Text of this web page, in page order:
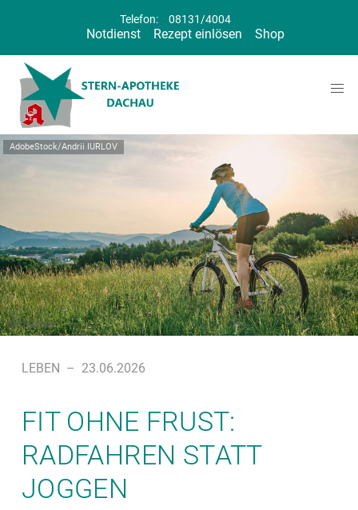
Telefon: 08131/4004
Notdienst Rezept einlösen Shop
AdobeStock/Andrii IURLOV
Symbolbild
LEBEN – 23.06.2026
FIT OHNE FRUST:
RADFAHREN STATT
JOGGEN